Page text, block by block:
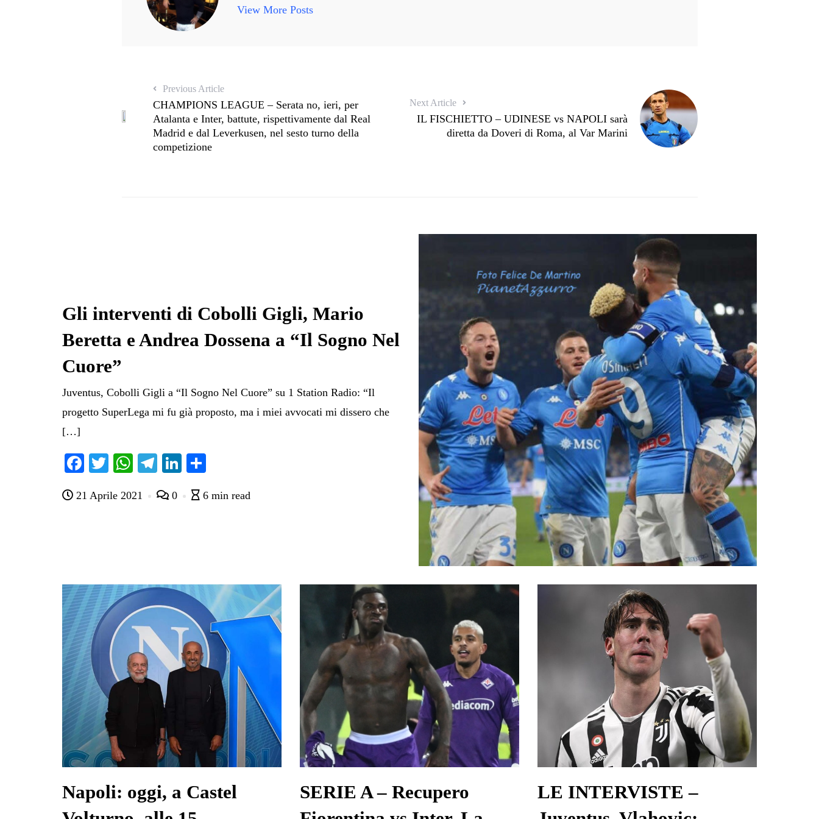
View More Posts
Previous Article
CHAMPIONS LEAGUE – Serata no, ieri, per
Atalanta e Inter, battute, rispettivamente dal Real
Madrid e dal Leverkusen, nel sesto turno della
competizione
Next Article
IL FISCHIETTO – UDINESE vs NAPOLI sarà
diretta da Doveri di Roma, al Var Marini
Gli interventi di Cobolli Gigli, Mario
Beretta e Andrea Dossena a “Il Sogno Nel
Cuore”
Juventus, Cobolli Gigli a “Il Sogno Nel Cuore” su 1 Station Radio: “Il
progetto SuperLega mi fu già proposto, ma i miei avvocati mi dissero che
[…]
Fa
bo
T
tte
W
ts
Te
gr
Li
ed di
21 Aprile 2021 0 6 min read
Napoli: oggi, a Castel
SERIE A – Recupero
LE INTERVISTE –